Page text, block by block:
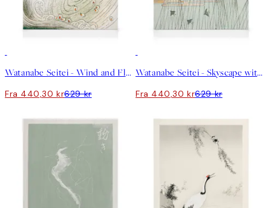
Watanabe Seitei - Wind and Flower Lerret
Fra 440,30 kr629 kr
Watanabe Seitei - Skyscape with Birds Flying Lerret
Fra 440,30 kr629 kr